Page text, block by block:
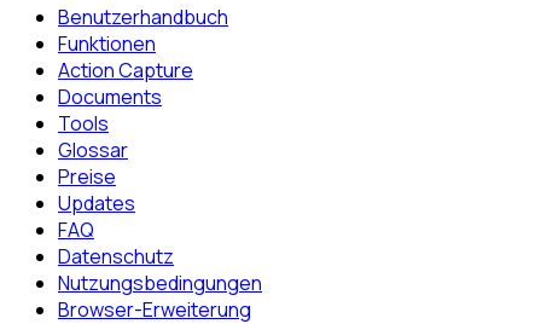
Benutzerhandbuch
Funktionen
Action Capture
Documents
Tools
Glossar
Preise
Updates
FAQ
Datenschutz
Nutzungsbedingungen
Browser-Erweiterung